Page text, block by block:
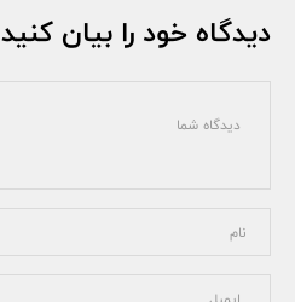
دیدگاه خود را بیان کنید